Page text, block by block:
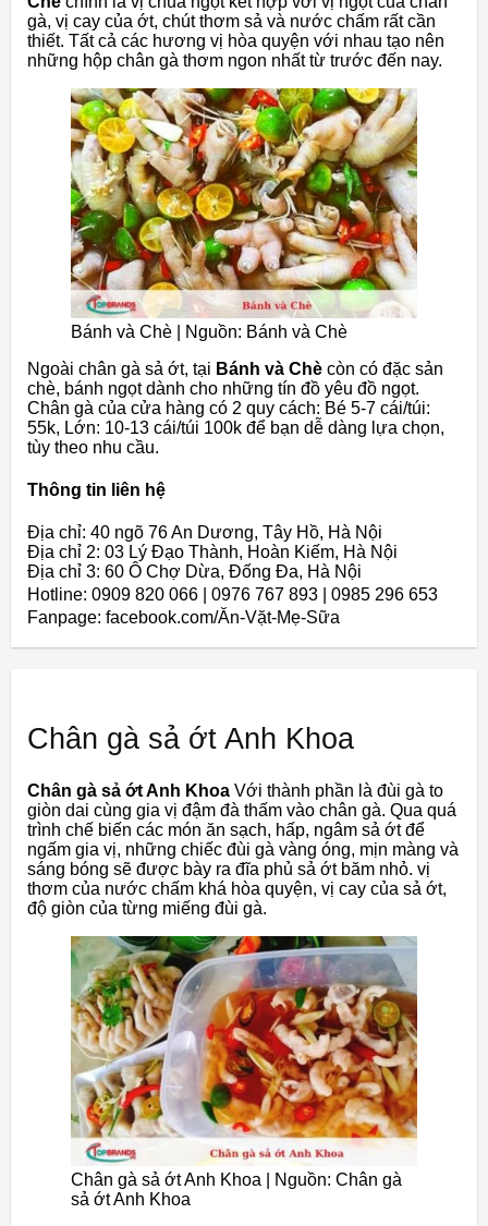
gà, vị cay của ớt, chút thơm sả và nước chấm rất cần
thiết. Tất cả các hương vị hòa quyện với nhau tạo nên
những hộp chân gà thơm ngon nhất từ ​​trước đến nay.
Bánh và Chè | Nguồn: Bánh và Chè
Ngoài chân gà sả ớt, tại Bánh và Chè còn có đặc sản
chè, bánh ngọt dành cho những tín đồ yêu đồ ngọt.
Chân gà của cửa hàng có 2 quy cách: Bé 5-7 cái/túi:
55k, Lớn: 10-13 cái/túi 100k để bạn dễ dàng lựa chọn,
tùy theo nhu cầu.
Thông tin liên hệ
Địa chỉ: 40 ngõ 76 An Dương, Tây Hồ, Hà Nội
Địa chỉ 2: 03 Lý Đạo Thành, Hoàn Kiếm, Hà Nội
Địa chỉ 3: 60 Ô Chợ Dừa, Đống Đa, Hà Nội
Hotline: 0909 820 066 | 0976 767 893 | 0985 296 653
Fanpage: facebook.com/Ăn-Vặt-Mẹ-Sữa
Chân gà sả ớt Anh Khoa
Chân gà sả ớt Anh Khoa Với thành phần là đùi gà to
giòn dai cùng gia vị đậm đà thấm vào chân gà. Qua quá
trình chế biến các món ăn sạch, hấp, ngâm sả ớt để
ngấm gia vị, những chiếc đùi gà vàng óng, mịn màng và
sáng bóng sẽ được bày ra đĩa phủ sả ớt băm nhỏ. vị
thơm của nước chấm khá hòa quyện, vị cay của sả ớt,
độ giòn của từng miếng đùi gà.
Chân gà sả ớt Anh Khoa | Nguồn: Chân gà
sả ớt Anh Khoa